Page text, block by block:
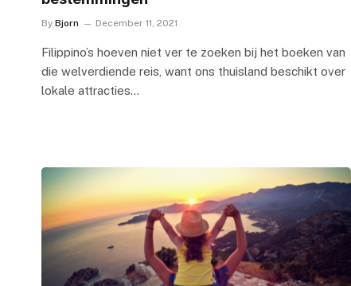
By Bjorn December 11, 2021
Filippino’s hoeven niet ver te zoeken bij het boeken van
die welverdiende reis, want ons thuisland beschikt over
lokale attracties…